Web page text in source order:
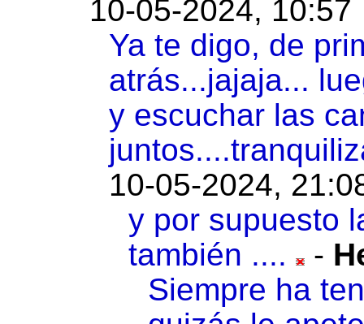
10-05-2024, 10:57
Ya te digo, de
atrás...jajaja...
y escuchar las
10-05-2024,
y por supuesto
también ....
-
Siempre ha